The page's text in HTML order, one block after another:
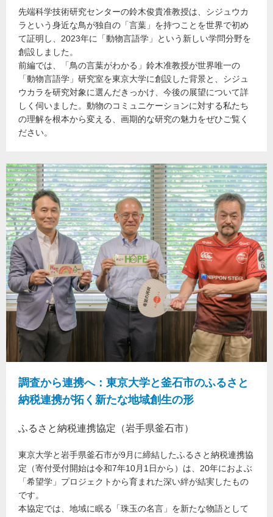
先端科学技術研究センターの鈴木俊貴准教授は、シジュウカ
ラという身近な鳥が独自の「言葉」を持つことを世界で初め
て証明し、2023年に「動物言語学」という新しい学問分野を
創設しました。
前編では、「鳥の言葉がわかる」鈴木准教授が世界唯一の
「動物言語学」研究室を東京大学に創設した背景と、シジュ
ウカラを研究対象に選んだきっかけ、今後の展望について詳
しく伺いました。動物のコミュニケーションに対する私たち
の理解を根本から変える、画期的な研究の魅力をぜひご覧く
ださい。
調査から連携へ：東京大学と釜石市のふるさと
納税連携が拓く新たな地域創生の形
ふるさと納税連携協定（岩手県釜石市）
東京大学と岩手県釜石市が9月に締結したふるさと納税連携協
定（寄付受付開始は令和7年10月1日から）は、20年におよぶ
「希望学」プロジェクトから育まれた深い絆が結実したもの
です。
本協定では、地域に眠る「珠玉の名言」を新たな物語として